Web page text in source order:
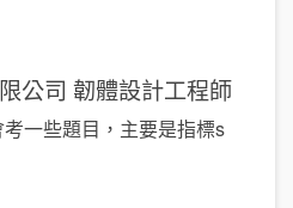
公司 韌體設計工程師
一些題目，主要是指標s